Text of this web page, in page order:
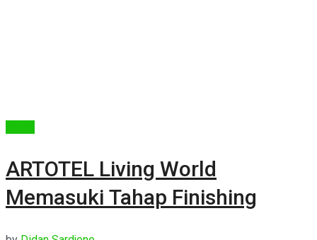
ARTOTEL Living World
Memasuki Tahap Finishing